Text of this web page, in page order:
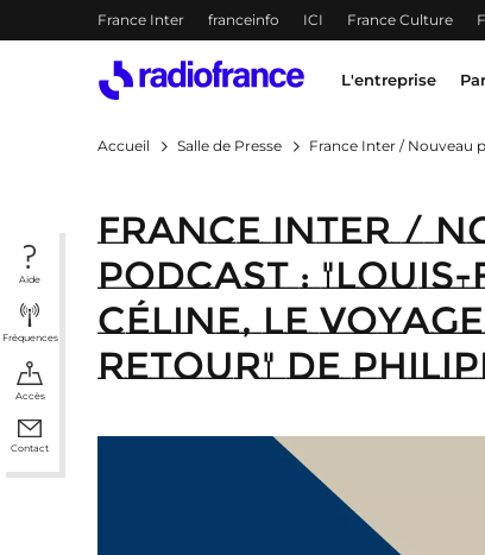
Accès direct :
Menu principal
France Inter franceinfo ICI France Culture
Menu principal
L'entreprise
Aide
Fréquences
Accès
Contact
Accueil Salle de Presse France Inter / Nouveau
France Inter /
podcast :
Céline, le
retour" de